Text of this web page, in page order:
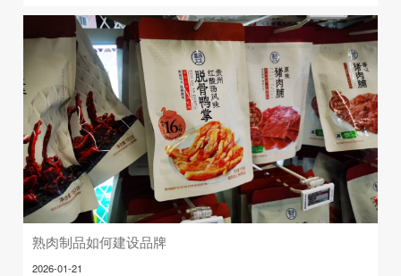
熟肉制品如何建设品牌
2026-01-21